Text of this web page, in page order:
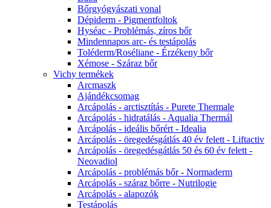
Bőrgyógyászati vonal
Dépiderm - Pigmentfoltok
Hyséac - Problémás, zíros bőr
Mindennapos arc- és testápolás
Toléderm/Roséliane - Érzékeny bőr
Xémose - Száraz bőr
Vichy termékek
Arcmaszk
Ajándékcsomag
Arcápolás - arctisztítás - Purete Thermale
Arcápolás - hidratálás - Aqualia Thermál
Arcápolás - ideális bőrért - Idealia
Arcápolás - öregedésgátlás 40 év felett - Liftactiv
Arcápolás - öregedésgátlás 50 és 60 év felett -
Neovadiol
Arcápolás - problémás bőr - Normaderm
Arcápolás - száraz bőrre - Nutrilogie
Arcápolás - alapozók
Testápolás